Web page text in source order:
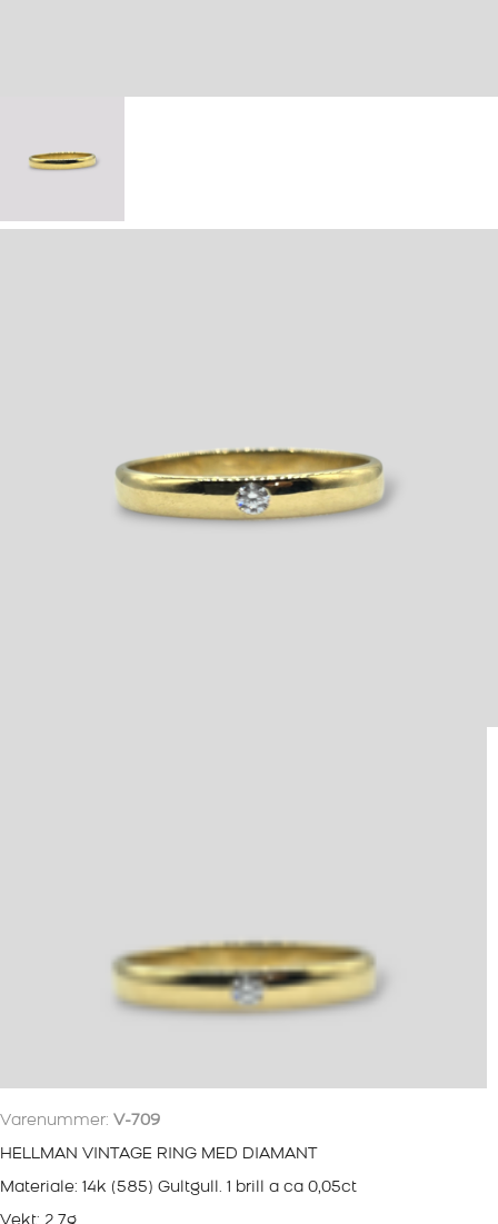
Varenummer: V-709
HELLMAN VINTAGE RING MED DIAMANT
Materiale: 14k (585) Gultgull. 1 brill a ca 0,05ct